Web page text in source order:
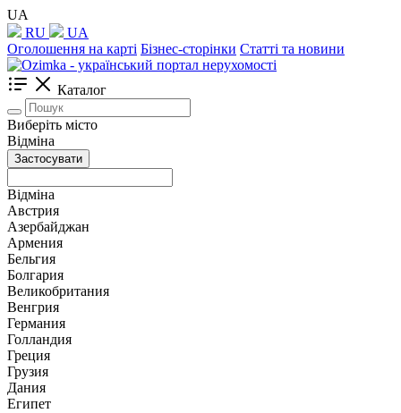
UA
RU
UA
Оголошення на карті Бізнес-сторінки Статті та новини
Каталог
Виберіть місто
Відміна
Застосувати
Відміна
Австрия
Азербайджан
Армения
Бельгия
Болгария
Великобритания
Венгрия
Германия
Голландия
Греция
Грузия
Дания
Египет